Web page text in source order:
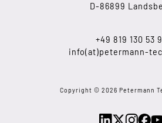
D-86899
+49 819 130 53
info(at)petermann-
Copyright © 2026 Petermann